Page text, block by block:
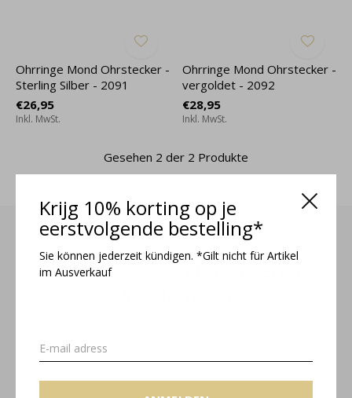
Krijg 10% korting op je
eerstvolgende bestelling*
Sie können jederzeit kündigen. *Gilt nicht für Artikel
im Ausverkauf
Ohrringe Mond Ohrstecker -
Sterling Silber - 2091
€26,95
Inkl. MwSt.
Ohrringe Mond Ohrstecker -
vergoldet - 2092
€28,95
Inkl. MwSt.
Gesehen 2 der 2 Produkte
Melden Sie sich für unseren
ANMELDEN